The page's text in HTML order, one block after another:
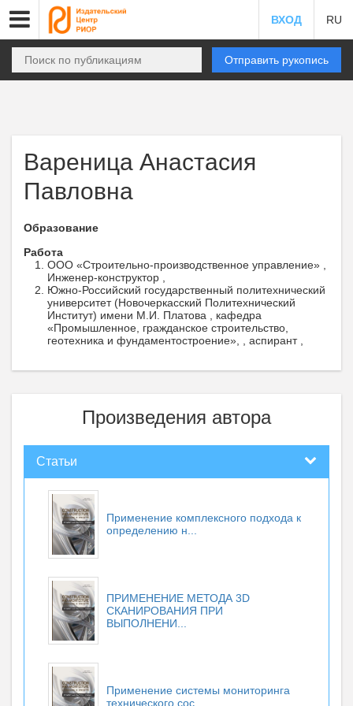
ВХОД RU
Отправить рукопись
Вареница Анастасия
Павловна
Образование
Работа
ООО «Строительно-производственное управление» ,
Инженер-конструктор ,
Южно-Российский государственный политехнический
университет (Новочеркасский Политехнический
Институт) имени М.И. Платова , кафедра
«Промышленное, гражданское строительство,
геотехника и фундаментостроение», , аспирант ,
Произведения автора
Статьи
Применение комплексного подхода к
определению н...
ПРИМЕНЕНИЕ МЕТОДА 3D
СКАНИРОВАНИЯ ПРИ
ВЫПОЛНЕНИ...
Применение системы мониторинга
технического сос...